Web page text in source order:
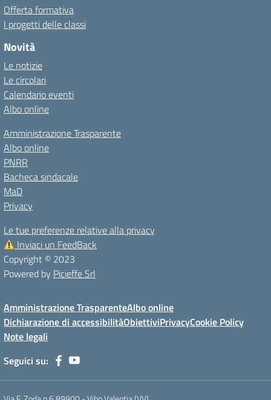
Offerta formativa
I progetti delle classi
Novità
Le notizie
Le circolari
Calendario eventi
Albo online
Amministrazione Trasparente
Albo online
PNRR
Bacheca sindacale
MaD
Privacy
Le tue preferenze relative alla privacy
Inviaci un FeedBack
Copyright © 2023
Powered by Picieffe Srl
Amministrazione TrasparenteAlbo online
Dichiarazione di accessibilitàObiettiviPrivacyCookie Policy
Note legali
Seguici su: